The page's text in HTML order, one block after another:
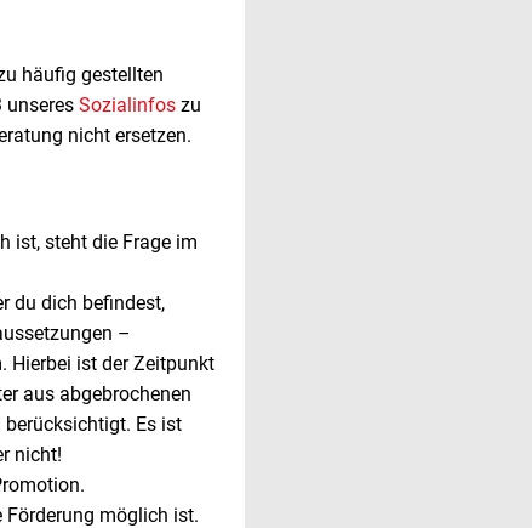
häufig gestellten
unseres Sozialinfoszu
nicht ersetzen.
ist, steht die Frage im
du dich befindest,
–
Hierbei ist der Zeitpunkt
aus abgebrochenen
berücksichtigt. Es ist
nicht!
möglich ist.